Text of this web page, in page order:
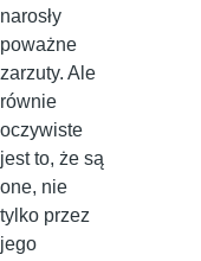
narosły
poważne
zarzuty. Ale
równie
oczywiste
jest to, że są
one, nie
tylko przez
jego